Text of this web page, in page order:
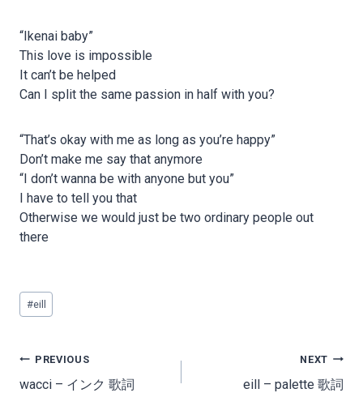
“Ikenai baby”
This love is impossible
It can’t be helped
Can I split the same passion in half with you?
“That’s okay with me as long as you’re happy”
Don’t make me say that anymore
“I don’t wanna be with anyone but you”
I have to tell you that
Otherwise we would just be two ordinary people out
there
Post
Tags:
#eill
Post
navigation
PREVIOUS
wacci – インク 歌詞
NEXT
eill – palette 歌詞